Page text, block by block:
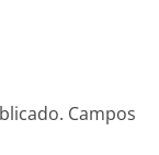
Campos